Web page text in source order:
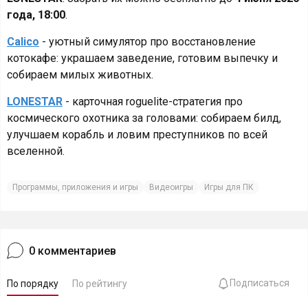
года, 18:00.
Calico - уютный симулятор про восстановление
котокафе: украшаем заведение, готовим выпечку и
собираем милых животных.
LONESTAR - карточная roguelite-стратегия про
космического охотника за головами: собираем билд,
улучшаем корабль и ловим преступников по всей
вселенной.
Программы, приложения и игры Видеоигры Игры для ПК
0 комментариев
По порядку По рейтингу Подписаться